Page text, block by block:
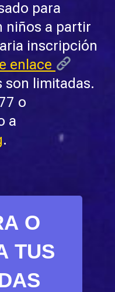
para
niños a partir
inscripción
enlace
son limitadas.
o
a
.
O
TUS